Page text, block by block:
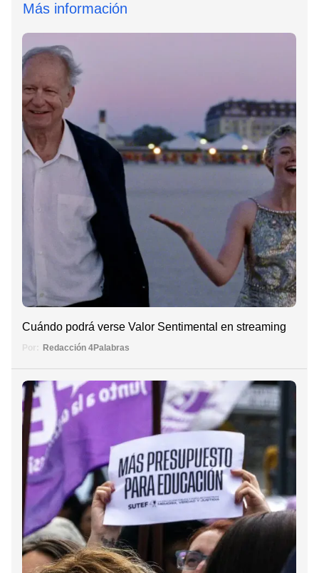
Más información
Cuándo podrá verse Valor Sentimental en streaming
Por: Redacción 4Palabras